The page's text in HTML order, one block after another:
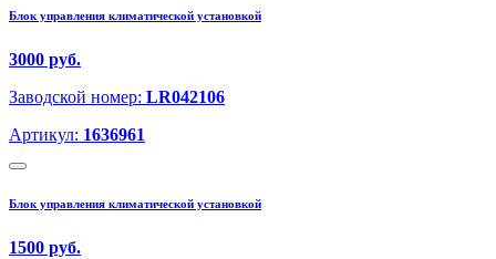
Блок управления климатической установкой
3000 руб.
Заводской номер: LR042106
Артикул: 1636961
Блок управления климатической установкой
1500 руб.